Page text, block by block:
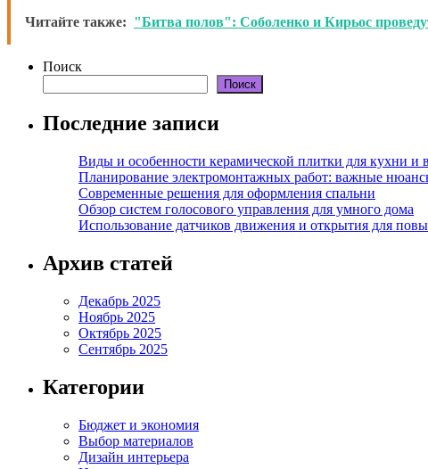
Читайте также: "Битва полов": Соболенко и Кирьос
Поиск
Поиск
Последние записи
Виды и особенности керамической плитки для кухни и
Планирование электромонтажных работ: важные
Современные решения для оформления спальни
Обзор систем голосового управления для умного дома
Использование датчиков движения и открытия для
Архив статей
Декабрь 2025
Ноябрь 2025
Октябрь 2025
Сентябрь 2025
Категории
Бюджет и экономия
Выбор материалов
Дизайн интерьера